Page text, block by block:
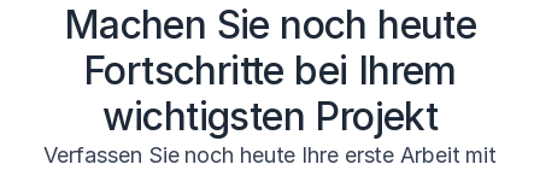
Machen Sie noch heute
Fortschritte bei Ihrem
wichtigsten Projekt
Verfassen Sie noch heute Ihre erste Arbeit mit